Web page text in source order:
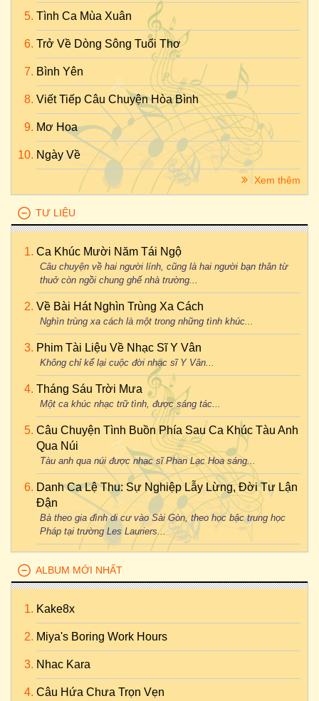
Tình Ca Mùa Xuân
Trở Về Dòng Sông Tuổi Thơ
Bình Yên
Viết Tiếp Câu Chuyện Hòa Bình
Mơ Hoa
Ngày Về
Xem thêm
TƯ LIỆU
Ca Khúc Mười Năm Tái Ngộ
Câu chuyện về hai người lính, cũng là hai người bạn thân từ
thuở còn ngồi chung ghế nhà trường...
Về Bài Hát Nghìn Trùng Xa Cách
Nghìn trùng xa cách là một trong những tình khúc...
Phim Tài Liệu Về Nhạc Sĩ Y Vân
Không chỉ kể lại cuộc đời nhạc sĩ Y Vân...
Tháng Sáu Trời Mưa
Một ca khúc nhạc trữ tình, được sáng tác...
Câu Chuyện Tình Buồn Phía Sau Ca Khúc Tàu Anh
Qua Núi
Tàu anh qua núi được nhạc sĩ Phan Lạc Hoa sáng...
Danh Ca Lệ Thu: Sự Nghiệp Lẫy Lừng, Đời Tư Lận
Đận
Bà theo gia đình di cư vào Sài Gòn, theo học bậc trung học
Pháp tại trường Les Lauriers...
ALBUM MỚI NHẤT
Kake8x
Miya's Boring Work Hours
Nhac Kara
Câu Hứa Chưa Trọn Vẹn